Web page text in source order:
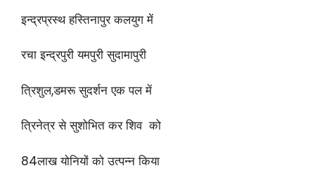
इन्द्रप्रस्थ हस्तिनापुर कलयुग में
रचा इन्द्रपुरी यमपुरी सुदामापुरी
त्रिशुल,डमरू सुदर्शन एक पल में
त्रिनेत्र से सुशोभित कर शिव को
84लाख योनियों को उत्पन्न किया